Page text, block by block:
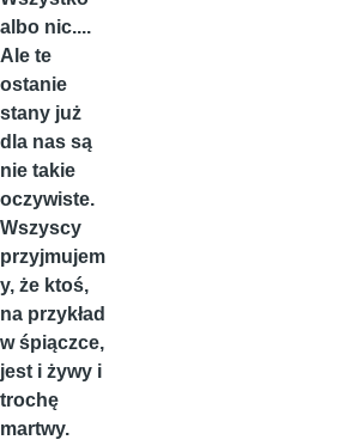
albo nic....
Ale te
ostanie
stany już
dla nas są
nie takie
oczywiste.
Wszyscy
przyjmujem
y, że ktoś,
na przykład
w śpiączce,
jest i żywy i
trochę
martwy.